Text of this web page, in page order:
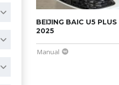
BEIJING BAIC U5 PLUS
2025
Manual